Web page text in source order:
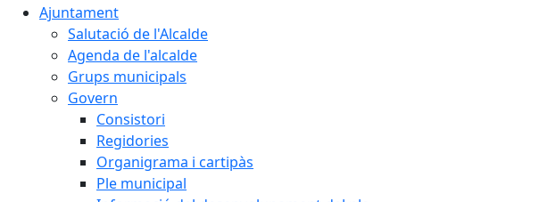
Ajuntament
Salutació de l'Alcalde
Agenda de l'alcalde
Grups municipals
Govern
Consistori
Regidories
Organigrama i cartipàs
Ple municipal